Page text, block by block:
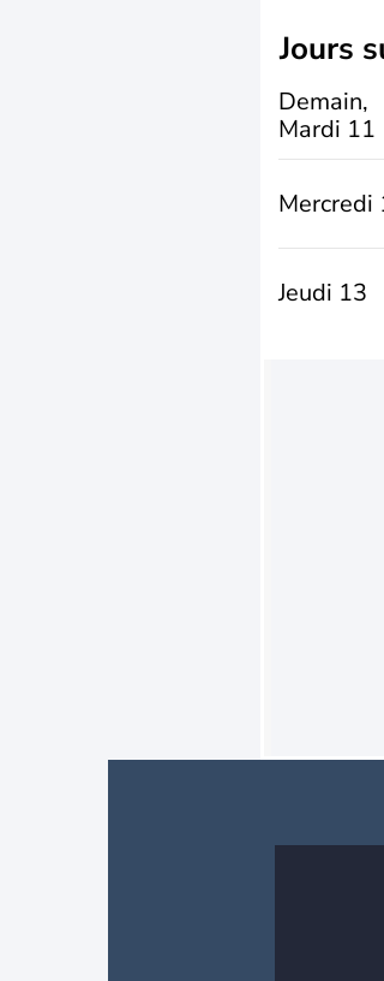
jours
Demain,
Mardi 11
Mercredi
Jeudi 13